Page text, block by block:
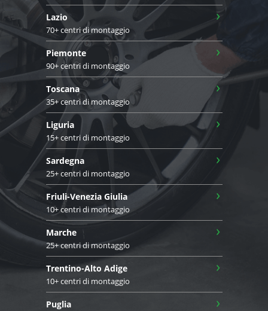
Lazio
70+ centri di montaggio
›
Piemonte
90+ centri di montaggio
›
Toscana
35+ centri di montaggio
›
Liguria
15+ centri di montaggio
›
Sardegna
25+ centri di montaggio
›
Friuli-Venezia Giulia
10+ centri di montaggio
›
Marche
25+ centri di montaggio
›
Trentino-Alto Adige
10+ centri di montaggio
›
Puglia ›